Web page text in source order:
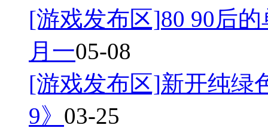
[游戏发布区]80 90后
月一05-08
[游戏发布区]新开纯绿
9》 03-25